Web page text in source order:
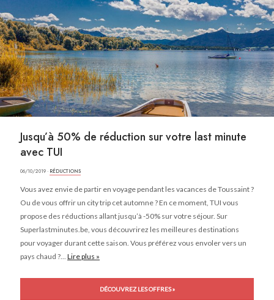
Jusqu’à 50% de réduction sur votre last minute
avec TUI
06/10/2019 · RÉDUCTIONS
Vous avez envie de partir en voyage pendant les vacances de Toussaint ?
Ou de vous offrir un city trip cet automne ? En ce moment, TUI vous
propose des réductions allant jusqu’à -50% sur votre séjour. Sur
Superlastminutes.be, vous découvrirez les meilleures destinations
pour voyager durant cette saison. Vous préférez vous envoler vers un
pays chaud ?... Lire plus »
DÉCOUVREZ LES OFFRES »